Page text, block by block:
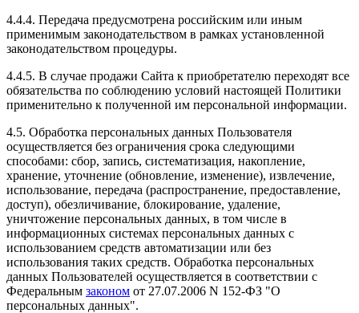
4.4.4. Передача предусмотрена российским или иным
применимым законодательством в рамках установленной
законодательством процедуры.
4.4.5. В случае продажи Сайта к приобретателю переходят все
обязательства по соблюдению условий настоящей Политики
применительно к полученной им персональной информации.
4.5. Обработка персональных данных Пользователя
осуществляется без ограничения срока следующими
способами: сбор, запись, систематизация, накопление,
хранение, уточнение (обновление, изменение), извлечение,
использование, передача (распространение, предоставление,
доступ), обезличивание, блокирование, удаление,
уничтожение персональных данных, в том числе в
информационных системах персональных данных с
использованием средств автоматизации или без
использования таких средств. Обработка персональных
данных Пользователей осуществляется в соответствии с
Федеральным законом от 27.07.2006 N 152-ФЗ "О
персональных данных".